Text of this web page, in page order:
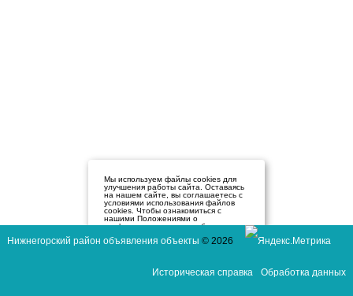
Мы используем файлы cookies для
улучшения работы сайта. Оставаясь
на нашем сайте, вы соглашаетесь с
условиями использования файлов
cookies. Чтобы ознакомиться с
нашими Положениями о
конфиденциальности и об
нажмите здесь.
Нижнегорский район объявления объекты © 2026
Историческая справка Обработка данных